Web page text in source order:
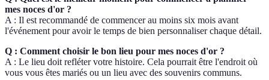
mes noces d'or ?
A : Il est recommandé de commencer au moins six mois avant
l'événement pour avoir le temps de bien personnaliser chaque détail.
Q : Comment choisir le bon lieu pour mes noces d'or ?
A : Le lieu doit refléter votre histoire. Cela pourrait être l'endroit où
vous vous êtes mariés ou un lieu avec des souvenirs communs.